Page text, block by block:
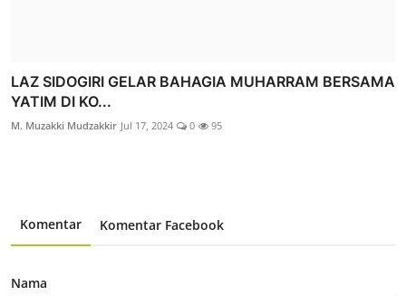
LAZ SIDOGIRI GELAR BAHAGIA MUHARRAM BERSAMA
YATIM DI KO...
M. Muzakki Mudzakkir Jul 17, 2024 0 95
Komentar Komentar Facebook
Nama